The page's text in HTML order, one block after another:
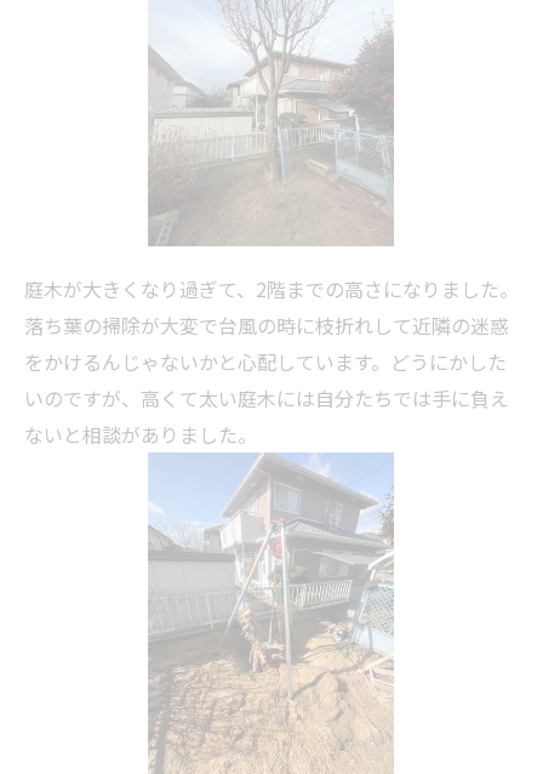
庭木が大きくなり過ぎて、2階までの高さになりました。
落ち葉の掃除が大変で台風の時に枝折れして近隣の迷惑
をかけるんじゃないかと心配しています。どうにかした
いのですが、高くて太い庭木には自分たちでは手に負え
ないと相談がありました。